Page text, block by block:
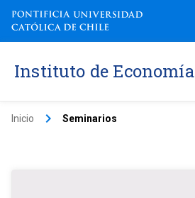
Instituto de Economía
Inicio keyboard_arrow_right Seminarios